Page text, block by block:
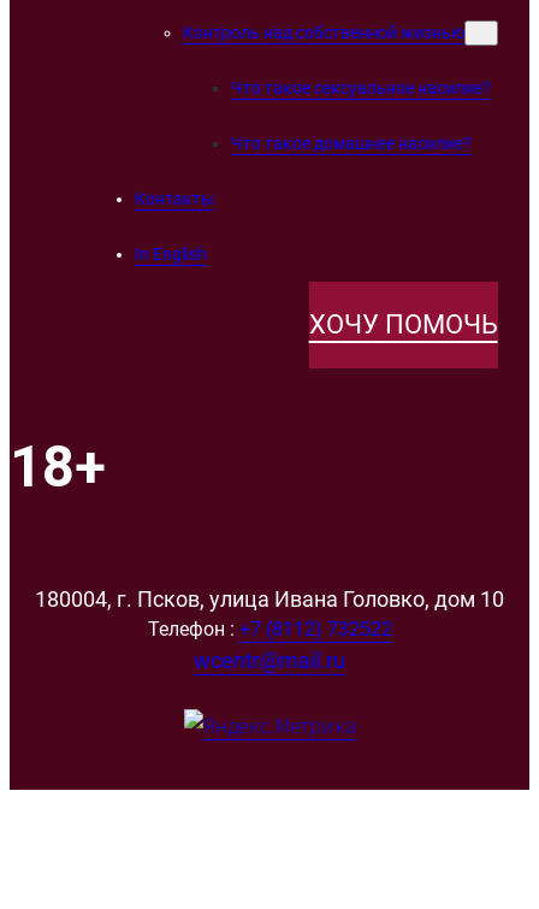
Контроль над собственной жизнью
Что такое сексуальное насилие?
Что такое домашнее насилие?
Контакты
In English
ХОЧУ ПОМОЧЬ
18+
180004, г. Псков, улица Ивана Головко, дом 10
Телефон : +7 (8112) 732522
wcentr@mail.ru